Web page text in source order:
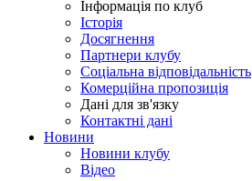
Інформація по клуб
Історія
Досягнення
Партнери клубу
Соціальна відповідальність
Комерційна пропозиція
Дані для зв'язку
Контактні дані
Новини
Новини клубу
Відео